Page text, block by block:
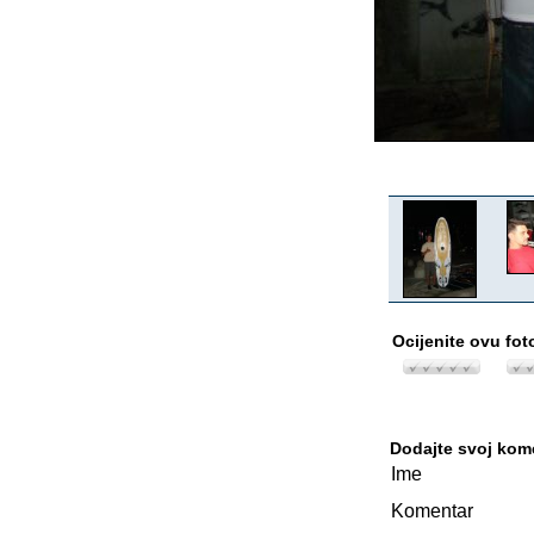
Ocijenite ovu
Dodajte svoj
Ime
Komentar